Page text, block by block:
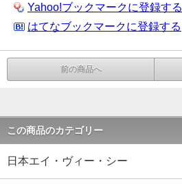
Yahoo!ブックマークに登録する
はてなブックマークに登録する
前の商品へ
この商品のカテゴリー
日本エイ・ヴィー・シー